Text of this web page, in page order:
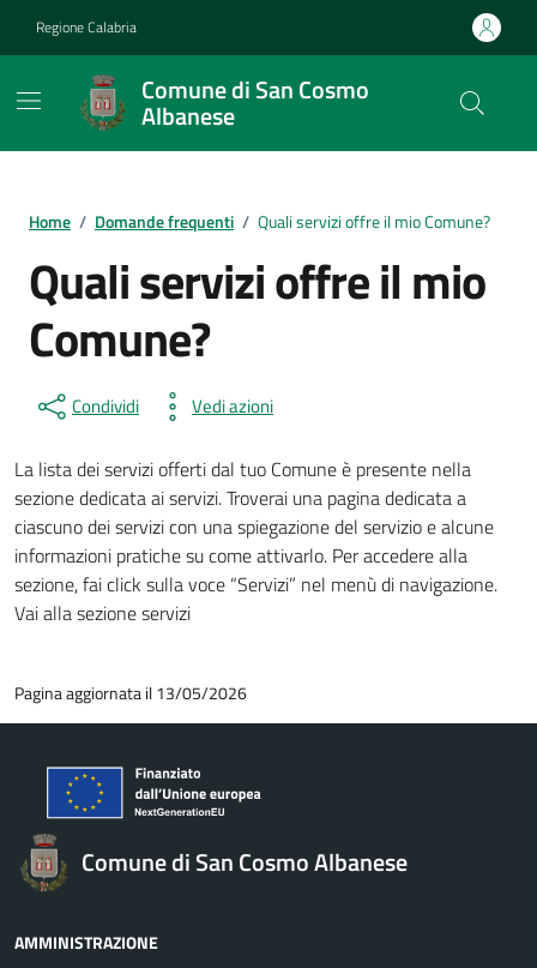
Regione Calabria
Comune di San Cosmo
Albanese
Home / Domande frequenti / Quali servizi offre il mio Comune?
Quali servizi offre il mio
Comune?
Condividi Vedi azioni
La lista dei servizi offerti dal tuo Comune è presente nella
sezione dedicata ai servizi. Troverai una pagina dedicata a
ciascuno dei servizi con una spiegazione del servizio e alcune
informazioni pratiche su come attivarlo. Per accedere alla
sezione, fai click sulla voce “Servizi” nel menù di navigazione.
Vai alla sezione servizi
Pagina aggiornata il 13/05/2026
Comune di San Cosmo Albanese
AMMINISTRAZIONE